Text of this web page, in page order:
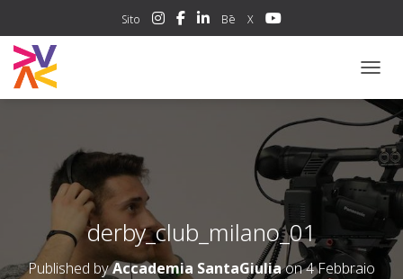
Sito Bē X
derby_club_milano_01
Published byAccademia SantaGiuliaon4 Febbraio